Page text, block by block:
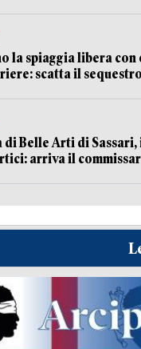
la spiaggia libera
scatta il sequestro
di Belle Arti di
arriva il